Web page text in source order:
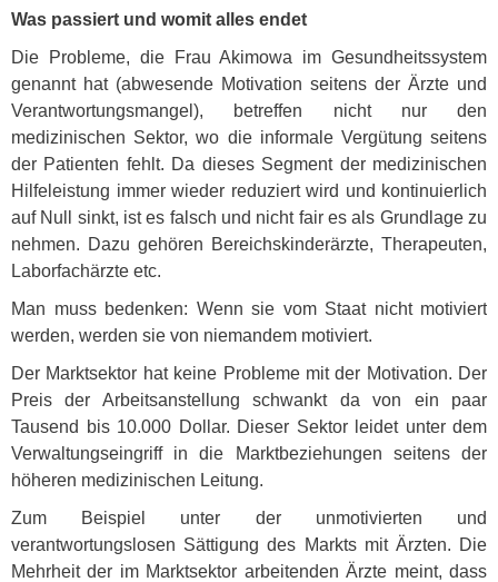
Was passiert und womit alles endet
Die Probleme, die Frau Akimowa im Gesundheitssystem
genannt hat (abwesende Motivation seitens der Ärzte und
Verantwortungsmangel), betreffen nicht nur den
medizinischen Sektor, wo die informale Vergütung seitens
der Patienten fehlt. Da dieses Segment der medizinischen
Hilfeleistung immer wieder reduziert wird und kontinuierlich
auf Null sinkt, ist es falsch und nicht fair es als Grundlage zu
nehmen. Dazu gehören Bereichskinderärzte, Therapeuten,
Laborfachärzte etc.
Man muss bedenken: Wenn sie vom Staat nicht motiviert
werden, werden sie von niemandem motiviert.
Der Marktsektor hat keine Probleme mit der Motivation. Der
Preis der Arbeitsanstellung schwankt da von ein paar
Tausend bis 10.000 Dollar. Dieser Sektor leidet unter dem
Verwaltungseingriff in die Marktbeziehungen seitens der
höheren medizinischen Leitung.
Zum Beispiel unter der unmotivierten und
verantwortungslosen Sättigung des Markts mit Ärzten. Die
Mehrheit der im Marktsektor arbeitenden Ärzte meint, dass